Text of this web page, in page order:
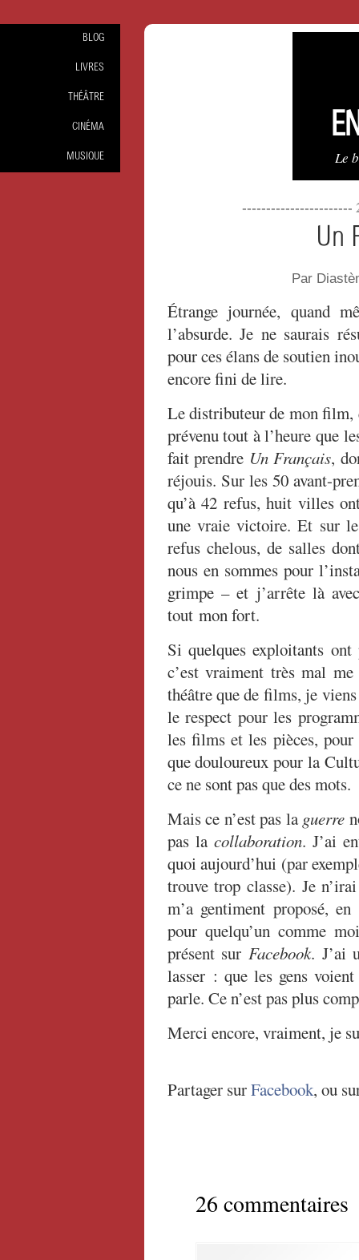
Le
-----------------------
Un
Par
Étrange journée, quand
l’absurde. Je ne saurais
pour ces élans de soutien
encore fini de lire.
Le distributeur de mon
prévenu tout à l’heure que
fait prendre Un Français,
réjouis. Sur les 50 avant-
qu’à 42 refus, huit villes
une vraie victoire. Et sur
refus chelous, de salles
nous en sommes pour
grimpe – et j’arrête là
tout mon fort.
Si quelques exploitants
c’est vraiment très mal
théâtre que de films, je
le respect pour les
les films et les pièces,
que douloureux pour la
ce ne sont pas que des mots.
Mais ce n’est pas la guerre
pas la collaboration. J’ai
quoi aujourd’hui (par
trouve trop classe). Je
m’a gentiment proposé,
pour quelqu’un comme
présent sur Facebook. J’ai
lasser : que les gens
parle. Ce n’est pas plus
Merci encore, vraiment, je
Partager surFacebook, ou
26 commentaires
BLOG
LIVRES
THÉÂTRE
CINÉMA
MUSIQUE